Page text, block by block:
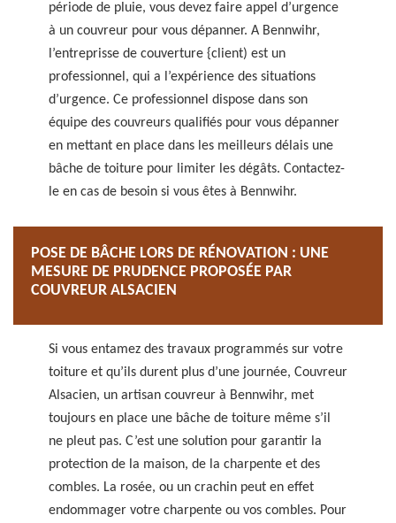
période de pluie, vous devez faire appel d’urgence
à un couvreur pour vous dépanner. A Bennwihr,
l’entreprisse de couverture {client) est un
professionnel, qui a l’expérience des situations
d’urgence. Ce professionnel dispose dans son
équipe des couvreurs qualifiés pour vous dépanner
en mettant en place dans les meilleurs délais une
bâche de toiture pour limiter les dégâts. Contactez-
le en cas de besoin si vous êtes à Bennwihr.
POSE DE BÂCHE LORS DE RÉNOVATION : UNE
MESURE DE PRUDENCE PROPOSÉE PAR
COUVREUR ALSACIEN
Si vous entamez des travaux programmés sur votre
toiture et qu’ils durent plus d’une journée, Couvreur
Alsacien, un artisan couvreur à Bennwihr, met
toujours en place une bâche de toiture même s’il
ne pleut pas. C’est une solution pour garantir la
protection de la maison, de la charpente et des
combles. La rosée, ou un crachin peut en effet
endommager votre charpente ou vos combles. Pour